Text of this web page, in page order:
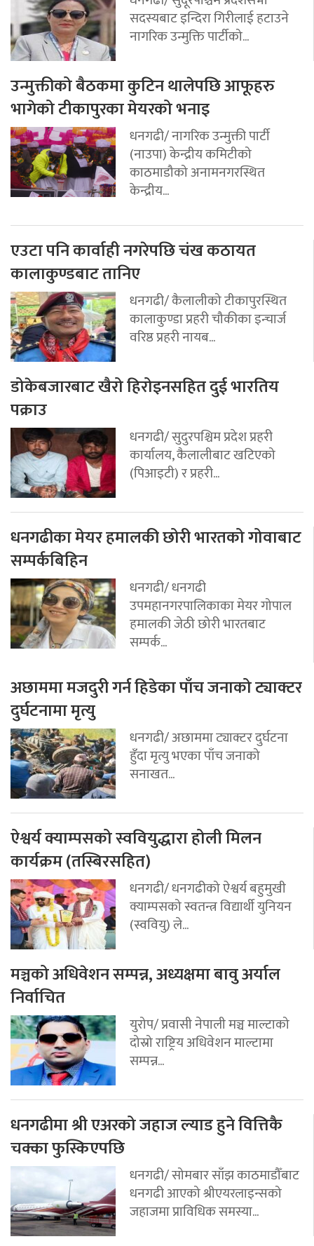
सदस्यबाट इन्दिरा गिरीलाई हटाउने
नागरिक उन्मुक्ति पार्टीको...
उन्मुक्तीको बैठकमा कुटिन थालेपछि आफूहरु
भागेको टीकापुरका मेयरको भनाइ
धनगढी/ नागरिक उन्मुक्ती पार्टी
(नाउपा) केन्द्रीय कमिटीको
काठमाडौको अनामनगरस्थित
केन्द्रीय...
एउटा पनि कार्वाही नगरेपछि चंख कठायत
कालाकुण्डबाट तानिए
धनगढी/ कैलालीको टीकापुरस्थित
कालाकुण्डा प्रहरी चौकीका इन्चार्ज
वरिष्ठ प्रहरी नायब...
डोकेबजारबाट खैरो हिरोइनसहित दुई भारतिय
पक्राउ
धनगढी/ सुदुरपश्चिम प्रदेश प्रहरी
कार्यालय, कैलालीबाट खटिएको
(पिआइटी) र प्रहरी...
धनगढीका मेयर हमालकी छोरी भारतको गोवाबाट
सम्पर्कबिहिन
धनगढी/ धनगढी
उपमहानगरपालिकाका मेयर गोपाल
हमालकी जेठी छोरी भारतबाट
सम्पर्क...
अछाममा मजदुरी गर्न हिडेका पाँच जनाको ट्याक्टर
दुर्घटनामा मृत्यु
धनगढी/ अछाममा ट्याक्टर दुर्घटना
हुँदा मृत्यु भएका पाँच जनाको
सनाखत...
ऐश्वर्य क्याम्पसको स्ववियुद्धारा होली मिलन
कार्यक्रम (तस्बिरसहित)
धनगढी/ धनगढीको ऐश्वर्य बहुमुखी
क्याम्पसको स्वतन्त्र विद्यार्थी युनियन
(स्ववियु) ले...
मञ्चको अधिवेशन सम्पन्न, अध्यक्षमा बावु अर्याल
निर्वाचित
युरोप/ प्रवासी नेपाली मञ्च माल्टाको
दोस्रो राष्ट्रिय अधिवेशन माल्टामा
सम्पन्न...
धनगढीमा श्री एअरको जहाज ल्याड हुने वित्तिकै
चक्का फुस्किएपछि
धनगढी/ सोमबार साँझ काठमाडौँबाट
धनगढी आएको श्रीएयरलाइन्सको
जहाजमा प्राविधिक समस्या...